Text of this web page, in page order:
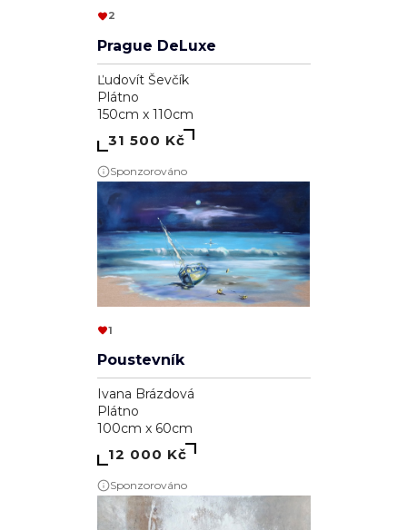
2
Prague DeLuxe
Ľudovít Ševčík
Plátno
150cm x 110cm
31 500 Kč
Sponzorováno
1
Poustevník
Ivana Brázdová
Plátno
100cm x 60cm
12 000 Kč
Sponzorováno